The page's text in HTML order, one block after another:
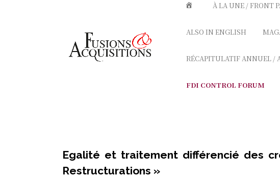
À LA UNE / FRONT
ALSO IN ENGLISH
RÉCAPITULATIF ANNUEL /
FDI CONTROL FORUM
Egalité et traitement différencié des
Restructurations »